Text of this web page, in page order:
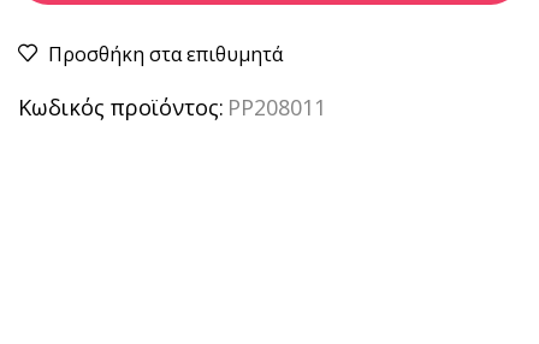
Προσθήκη στα επιθυμητά
Κωδικός προϊόντος: PP208011